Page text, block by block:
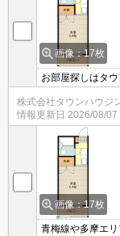
画像：17枚
お部屋探しはタ
株式会社タウンハウジ
情報更新日 2026/08/07
画像：17枚
青梅線や多摩エ